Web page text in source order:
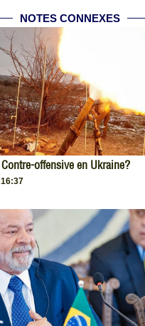
NOTES CONNEXES
Contre-offensive en Ukraine?
16:37